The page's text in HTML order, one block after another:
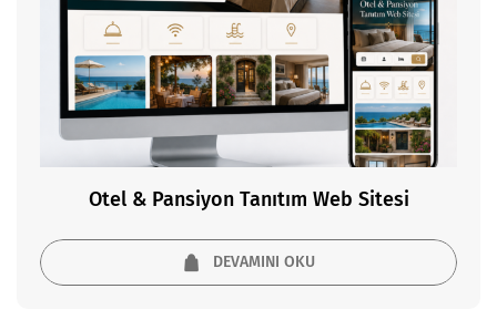
Otel & Pansiyon Tanıtım Web Sitesi
DEVAMINI OKU